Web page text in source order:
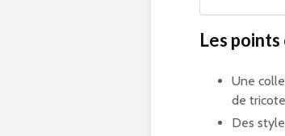
Les
Une
de
Des